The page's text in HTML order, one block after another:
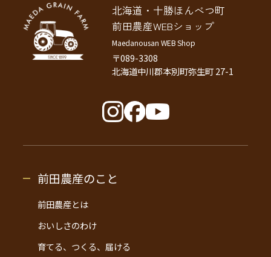
北海道・十勝ほんべつ町
前田農産WEBショップ
Maedanousan WEB Shop
〒089-3308
北海道中川郡本別町弥生町 27-1
前田農産のこと
前田農産とは
おいしさのわけ
育てる、つくる、届ける